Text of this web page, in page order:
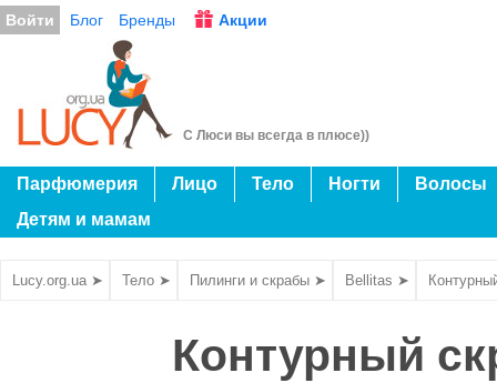
Войти Блог Бренды Акции
С Люси вы всегда в плюсе))
Парфюмерия Лицо Тело Ногти
Волосы
Детям и мамам
Lucy.org.ua ➤ Тело ➤ Пилинги и скрабы ➤ Bellitas ➤
Контурный